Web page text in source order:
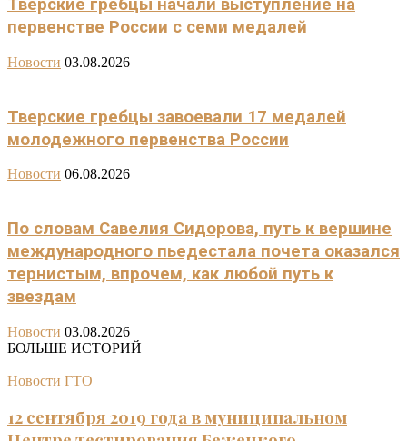
Тверские гребцы начали выступление на
первенстве России с семи медалей
Новости 03.08.2026
Тверские гребцы завоевали 17 медалей
молодежного первенства России
Новости 06.08.2026
По словам Савелия Сидорова, путь к вершине
международного пьедестала почета оказался
тернистым, впрочем, как любой путь к
звездам
Новости 03.08.2026
БОЛЬШЕ ИСТОРИЙ
Новости ГТО
12 сентября 2019 года в муниципальном